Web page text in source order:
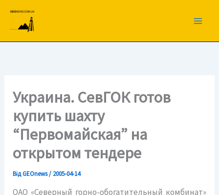
вмісту
Украина. СевГОК готов
купить шахту
“Первомайская” на
открытом тендере
ВідGEOnews/ 2005-04-14
ОАО «Северный горно-обогатительный комбинат»